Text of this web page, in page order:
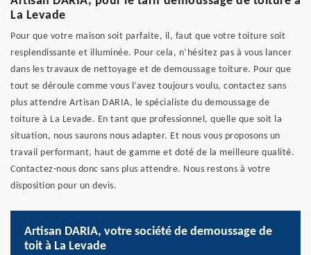
La Levade
Pour que votre maison soit parfaite, il, faut que votre toiture soit
resplendissante et illuminée. Pour cela, n’hésitez pas à vous lancer
dans les travaux de nettoyage et de demoussage toiture. Pour que
tout se déroule comme vous l’avez toujours voulu, contactez sans
plus attendre Artisan DARIA, le spécialiste du demoussage de
toiture à La Levade. En tant que professionnel, quelle que soit la
situation, nous saurons nous adapter. Et nous vous proposons un
travail performant, haut de gamme et doté de la meilleure qualité.
Contactez-nous donc sans plus attendre. Nous restons à votre
disposition pour un devis.
Artisan DARIA, votre société de demoussage de
toit à La Levade